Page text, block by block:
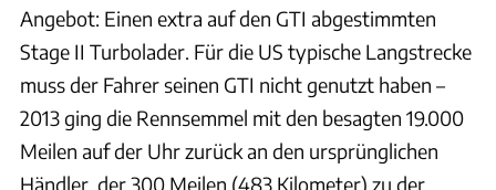
Angebot: Einen extra auf den GTI abgestimmten
Stage II Turbolader. Für die US typische Langstrecke
muss der Fahrer seinen GTI nicht genutzt haben –
2013 ging die Rennsemmel mit den besagten 19.000
Meilen auf der Uhr zurück an den ursprünglichen
Händler, der 300 Meilen (483 Kilometer) zu der